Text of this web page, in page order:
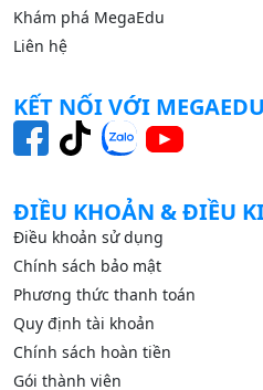
Khám phá MegaEdu
Liên hệ
KẾT NỐI VỚI MEGAEDU
ĐIỀU KHOẢN & ĐIỀU
Điều khoản sử dụng
Chính sách bảo mật
Phương thức thanh toán
Quy định tài khoản
Chính sách hoàn tiền
Gói thành viên